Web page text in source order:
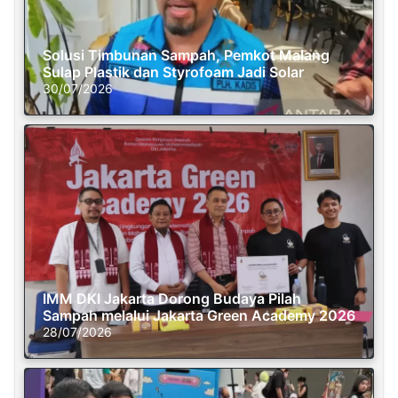
Solusi Timbunan Sampah, Pemkot Malang
Sulap Plastik dan Styrofoam Jadi Solar
30/07/2026
IMM DKI Jakarta Dorong Budaya Pilah
Sampah melalui Jakarta Green Academy 2026
28/07/2026